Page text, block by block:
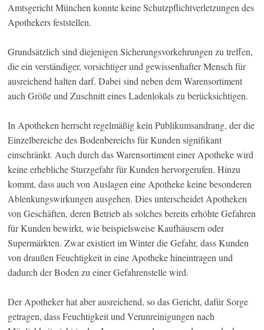
Amtsgericht München konnte keine Schutzpflichtverletzungen des
Apothekers feststellen.
Grundsätzlich sind diejenigen Sicherungsvorkehrungen zu treffen,
die ein verständiger, vorsichtiger und gewissenhafter Mensch für
ausreichend halten darf. Dabei sind neben dem Warensortiment
auch Größe und Zuschnitt eines Ladenlokals zu berücksichtigen.
In Apotheken herrscht regelmäßig kein Publikumsandrang, der die
Einzelbereiche des Bodenbereichs für Kunden signifikant
einschränkt. Auch durch das Warensortiment einer Apotheke wird
keine erhebliche Sturzgefahr für Kunden hervorgerufen. Hinzu
kommt, dass auch von Auslagen eine Apotheke keine besonderen
Ablenkungswirkungen ausgehen. Dies unterscheidet Apotheken
von Geschäften, deren Betrieb als solches bereits erhöhte Gefahren
für Kunden bewirkt, wie beispielsweise Kaufhäusern oder
Supermärkten. Zwar existiert im Winter die Gefahr, dass Kunden
von draußen Feuchtigkeit in eine Apotheke hineintragen und
dadurch der Boden zu einer Gefahrenstelle wird.
Der Apotheker hat aber ausreichend, so das Gericht, dafür Sorge
getragen, dass Feuchtigkeit und Verunreinigungen nach